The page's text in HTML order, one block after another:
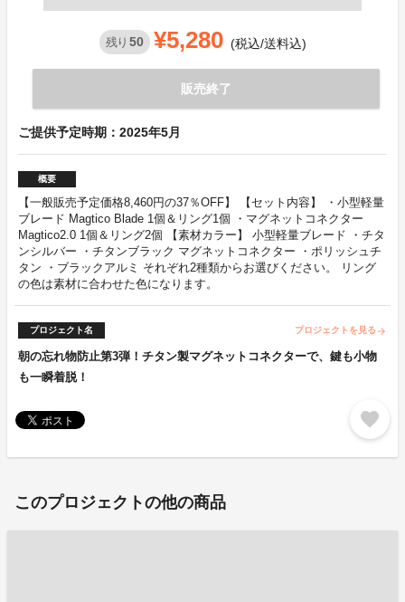
残り 50 ¥5,280 (税込/送料込)
販売終了
ご提供予定時期：2025年5月
概要
【一般販売予定価格8,460円の37％OFF】 【セット内容】 ・小型軽量
ブレード Magtico Blade 1個＆リング1個 ・マグネットコネクター
Magtico2.0 1個＆リング2個 【素材カラー】 小型軽量ブレード ・チタ
ンシルバー ・チタンブラック マグネットコネクター ・ポリッシュチ
タン ・ブラックアルミ それぞれ2種類からお選びください。 リング
の色は素材に合わせた色になります。
プロジェクト名 プロジェクトを見る arrow_forward
朝の忘れ物防止第3弾！チタン製マグネットコネクターで、鍵も小物
も一瞬着脱！
favorite
このプロジェクトの他の商品